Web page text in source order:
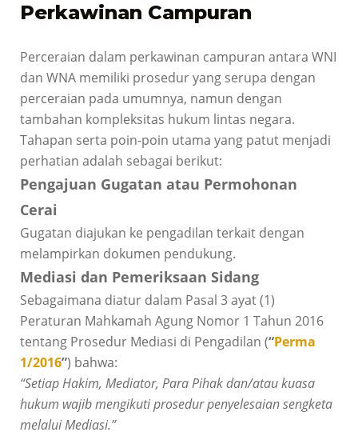
Perkawinan Campuran
Perceraian dalam perkawinan campuran antara WNI
dan WNA memiliki prosedur yang serupa dengan
perceraian pada umumnya, namun dengan
tambahan kompleksitas hukum lintas negara.
Tahapan serta poin-poin utama yang patut menjadi
perhatian adalah sebagai berikut:
Pengajuan Gugatan atau Permohonan
Cerai
Gugatan diajukan ke pengadilan terkait dengan
melampirkan dokumen pendukung.
Mediasi dan Pemeriksaan Sidang
Sebagaimana diatur dalam Pasal 3 ayat (1)
Peraturan Mahkamah Agung Nomor 1 Tahun 2016
tentang Prosedur Mediasi di Pengadilan (“Perma
1/2016”) bahwa:
“Setiap Hakim, Mediator, Para Pihak dan/atau kuasa
hukum wajib mengikuti prosedur penyelesaian sengketa
melalui Mediasi.”